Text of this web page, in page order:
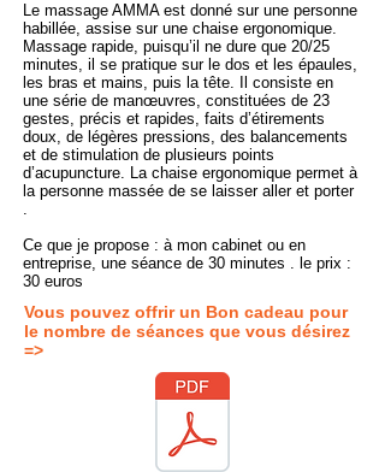
Le massage AMMA est donné sur une personne
habillée, assise sur une chaise ergonomique.
Massage rapide, puisqu’il ne dure que 20/25
minutes, il se pratique sur le dos et les épaules,
les bras et mains, puis la tête. Il consiste en
une série de manœuvres, constituées de 23
gestes, précis et rapides, faits d’étirements
doux, de légères pressions, des balancements
et de stimulation de plusieurs points
d’acupuncture. La chaise ergonomique permet à
la personne massée de se laisser aller et porter
.
Ce que je propose : à mon cabinet ou en
entreprise, une séance de 30 minutes . le prix :
30 euros
Vous pouvez offrir un Bon cadeau pour
le nombre de séances que vous désirez
=>